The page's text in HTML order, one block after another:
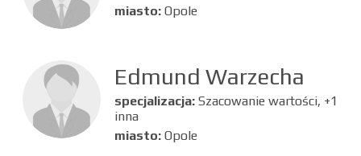
miasto: Opole
Edmund Warzecha
specjalizacja: Szacowanie wartości, +1
inna
miasto: Opole